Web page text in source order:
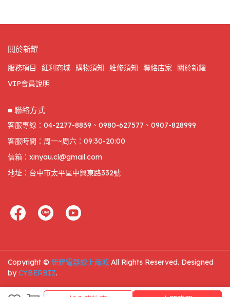
關於新耀
服務項目 紅利商城 購物須知 維修須知 聯絡店家
關於新耀
VIP會員說明
■ 聯絡方式
客服專線：04-2277-8839、0980-627577、0907-828999
客服時間：周一~周六：09:30-20:00
信箱：xinyau.cl@gmail.com
地址：台中市太平區中興東路332號
Copyright © 新耀電器線上商城 All Rights Reserved. Designed
byCYBERBIZ.